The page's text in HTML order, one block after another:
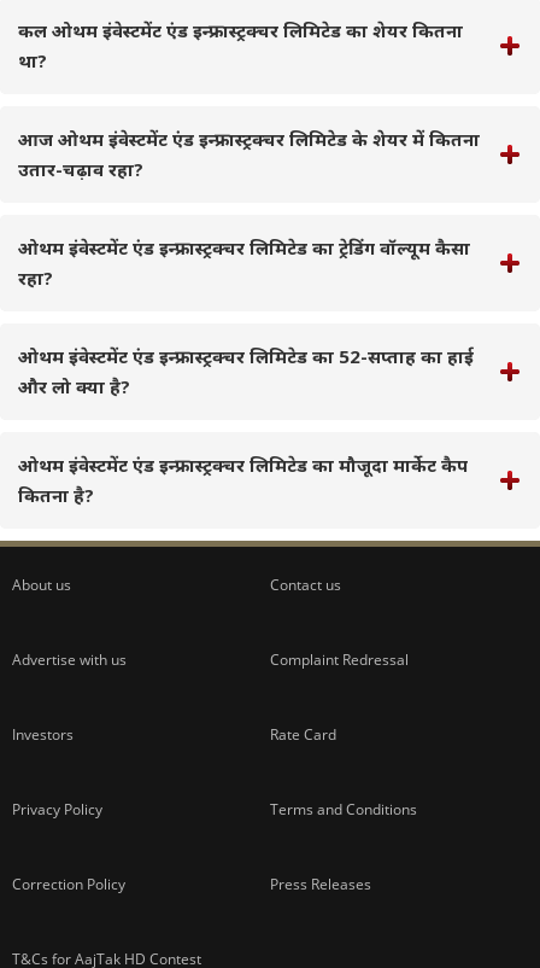
कल ओथम इंवेस्टमेंट एंड इन्फ्रास्ट्रक्चर लिमिटेड का शेयर कितना
था?
आज ओथम इंवेस्टमेंट एंड इन्फ्रास्ट्रक्चर लिमिटेड के शेयर में कितना
उतार-चढ़ाव रहा?
ओथम इंवेस्टमेंट एंड इन्फ्रास्ट्रक्चर लिमिटेड का ट्रेडिंग वॉल्यूम कैसा
रहा?
ओथम इंवेस्टमेंट एंड इन्फ्रास्ट्रक्चर लिमिटेड का 52-सप्ताह का हाई
और लो क्या है?
ओथम इंवेस्टमेंट एंड इन्फ्रास्ट्रक्चर लिमिटेड का मौजूदा मार्केट कैप
कितना है?
About us Contact us
Advertise with us Complaint Redressal
Investors Rate Card
Privacy Policy Terms and Conditions
Correction Policy Press Releases
T&Cs for AajTak HD Contest